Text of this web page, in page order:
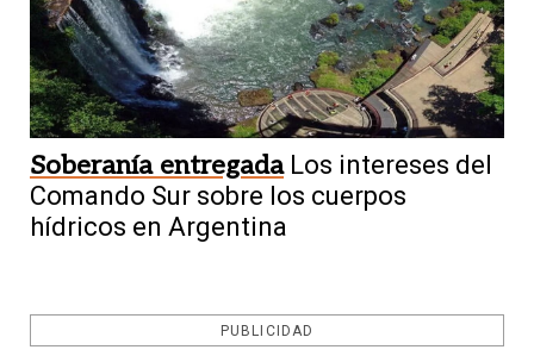
Soberanía entregada Los intereses del
Comando Sur sobre los cuerpos
hídricos en Argentina
PUBLICIDAD